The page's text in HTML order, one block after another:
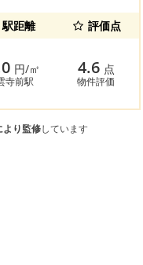
駅距離 評価点
円/㎡
寺前駅
4.6 点
物件評価
より監修しています